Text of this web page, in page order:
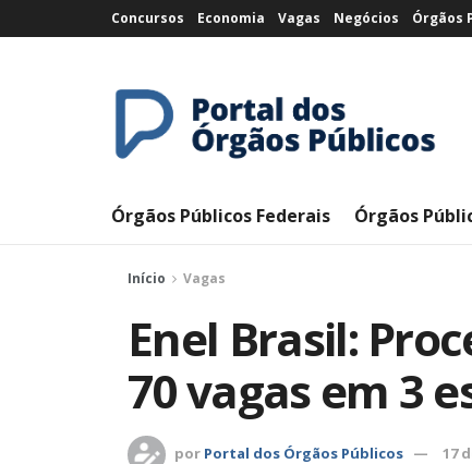
Concursos Economia Vagas Negócios Órgãos
Órgãos Públicos Federais Órgãos
Início Vagas
Enel Brasil:
70 vagas em 3
por Portal dos Órgãos Públicos 17